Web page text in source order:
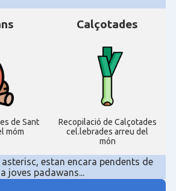
de Sant
móm
Calçotades
Recopilació de Calçotades
cel.lebrades arreu del
món
estan encara pendents de
joves padawans...